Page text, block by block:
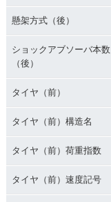
懸架方式（後）
ショックアブソーバ本数
（後）
タイヤ（前）
タイヤ（前）構造名
タイヤ（前）荷重指数
タイヤ（前）速度記号